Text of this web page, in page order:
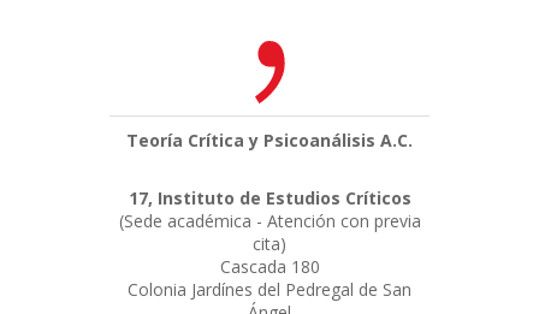
Teoría Crítica y Psicoanálisis A.C.
17, Instituto de Estudios Críticos
(Sede académica - Atención con previa
cita)
Cascada 180
Colonia Jardínes del Pedregal de San